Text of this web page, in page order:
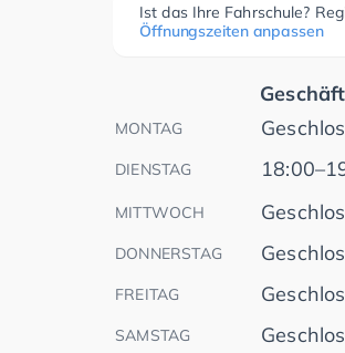
Ist das Ihre Fahrschule?
Öffnungszeiten anpassen
MONTAG
DIENSTAG
MITTWOCH
DONNERSTAG
FREITAG
SAMSTAG